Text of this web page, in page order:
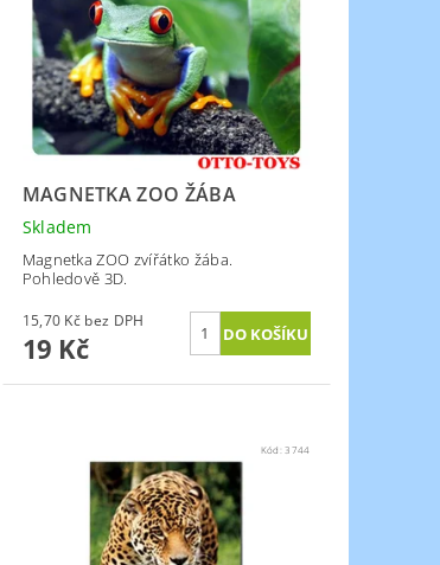
MAGNETKA ZOO ŽÁBA
Skladem
Magnetka ZOO zvířátko žába.
Pohledově 3D.
15,70 Kč bez DPH
19 Kč
Kód:3744